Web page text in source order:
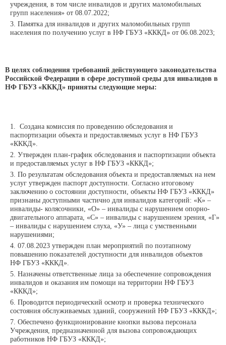
учреждения, в том числе инвалидов и других маломобильных
групп населения» от 08.07.2022;
Памятка для инвалидов и других маломобильных групп
населения по получению услуг в НФ ГБУЗ «КККД» от 06.08.2023;
В целях соблюдения требований действующего законодательства
Российской Федерации в сфере доступной среды для инвалидов в
НФ ГБУЗ «КККД» приняты следующие меры:
Создана комиссия по проведению обследования и
паспортизации объекта и предоставляемых услуг в НФ ГБУЗ
«КККД».
Утвержден план-график обследования и паспортизации объекта
и предоставляемых услуг в НФ ГБУЗ «КККД»;
По результатам обследования объекта и предоставляемых на нем
услуг утвержден паспорт доступности. Согласно итоговому
заключению о состоянии доступности, объекты НФ ГБУЗ «КККД»
признаны доступными частично для инвалидов категорий: «К» –
инвалиды- колясочники, «О» – инвалиды с нарушением опорно-
двигательного аппарата, «С» – инвалиды с нарушением зрения, «Г»
– инвалиды с нарушением слуха, «У» – лица с умственными
нарушениями;
07.08.2023 утвержден план мероприятий по поэтапному
повышению показателей доступности для инвалидов объектов
НФ ГБУЗ «КККД».
Назначены ответственные лица за обеспечение сопровождения
инвалидов и оказания им помощи на территории НФ ГБУЗ
«КККД»;
Проводится периодический осмотр и проверка технического
состояния обслуживаемых зданий, сооружений НФ ГБУЗ «КККД»;
Обеспечено функционирование кнопки вызова персонала
Учреждения, предназначенной для вызова сопровождающих
работников НФ ГБУЗ «КККД»;